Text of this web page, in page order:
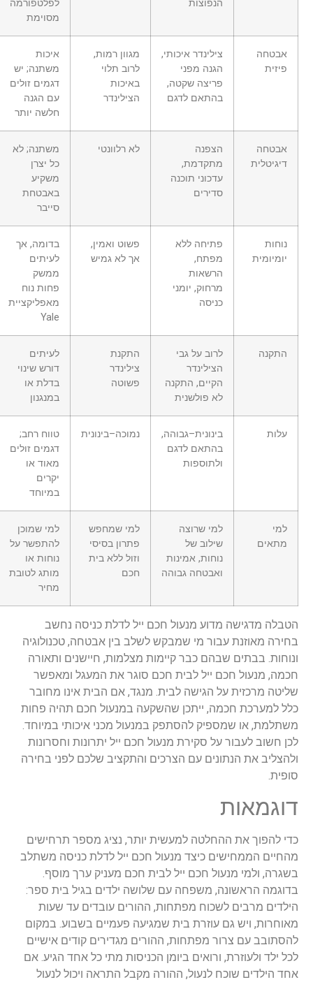
הנפוצות
לפלטפורמה
מסוימת
אבטחה
פיזית
צילינדר איכותי,
הגנה מפני
פריצה שקטה,
בהתאם לדגם
מגוון רמות,
לרוב תלוי
באיכות
הצילינדר
איכות
משתנה; יש
דגמים זולים
עם הגנה
חלשה יותר
אבטחה
דיגיטלית
הצפנה
מתקדמת,
עדכוני תוכנה
סדירים
לא רלוונטי
משתנה; לא
כל יצרן
משקיע
באבטחת
סייבר
נוחות
יומיומית
פתיחה ללא
מפתח,
הרשאות
מרחוק, יומני
כניסה
פשוט ואמין,
אך לא גמיש
בדומה, אך
לעיתים
ממשק
פחות נוח
מאפליקציית
Yale
התקנה
לרוב על גבי
הצילינדר
הקיים, התקנה
לא פולשנית
התקנת
צילינדר
פשוטה
לעיתים
דורש שינוי
בדלת או
במנגנון
עלות
בינונית–גבוהה,
בהתאם לדגם
ולתוספות
נמוכה–בינונית
טווח רחב;
דגמים זולים
מאוד או
יקרים
במיוחד
למי
מתאים
למי שרוצה
שילוב של
נוחות, אמינות
ואבטחה גבוהה
למי שמחפש
פתרון בסיסי
וזול ללא בית
חכם
למי שמוכן
להתפשר על
נוחות או
מותג לטובת
מחיר
הטבלה מדגישה מדוע מנעול חכם ייל לדלת כניסה נחשב
בחירה מאוזנת עבור מי שמבקש לשלב בין אבטחה, טכנולוגיה
ונוחות. בבתים שבהם כבר קיימות מצלמות, חיישנים ותאורה
חכמה, מנעול חכם ייל לבית חכם סוגר את המעגל ומאפשר
שליטה מרכזית על הגישה לבית. מנגד, אם הבית אינו מחובר
כלל למערכת חכמה, ייתכן שהשקעה במנעול חכם תהיה פחות
משתלמת, או שמספיק להסתפק במנעול מכני איכותי במיוחד.
לכן חשוב לעבור על סקירת מנעול חכם ייל יתרונות וחסרונות
ולהצליב את הנתונים עם הצרכים והתקציב שלכם לפני בחירה
סופית.
דוגמאות
כדי להפוך את ההחלטה למעשית יותר, נציג מספר תרחישים
מהחיים הממחישים כיצד מנעול חכם ייל לדלת כניסה משתלב
בשגרה, ולמי מנעול חכם ייל לבית חכם מעניק ערך מוסף.
בדוגמה הראשונה, משפחה עם שלושה ילדים בגיל בית ספר:
הילדים מרבים לשכוח מפתחות, ההורים עובדים עד שעות
מאוחרות, ויש גם עוזרת בית שמגיעה פעמיים בשבוע. במקום
להסתובב עם צרור מפתחות, ההורים מגדירים קודים אישיים
לכל ילד ולעוזרת, ורואים ביומן הכניסות מתי כל אחד הגיע. אם
אחד הילדים שוכח לנעול, ההורה מקבל התראה ויכול לנעול